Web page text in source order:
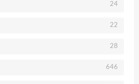
24
22
28
646